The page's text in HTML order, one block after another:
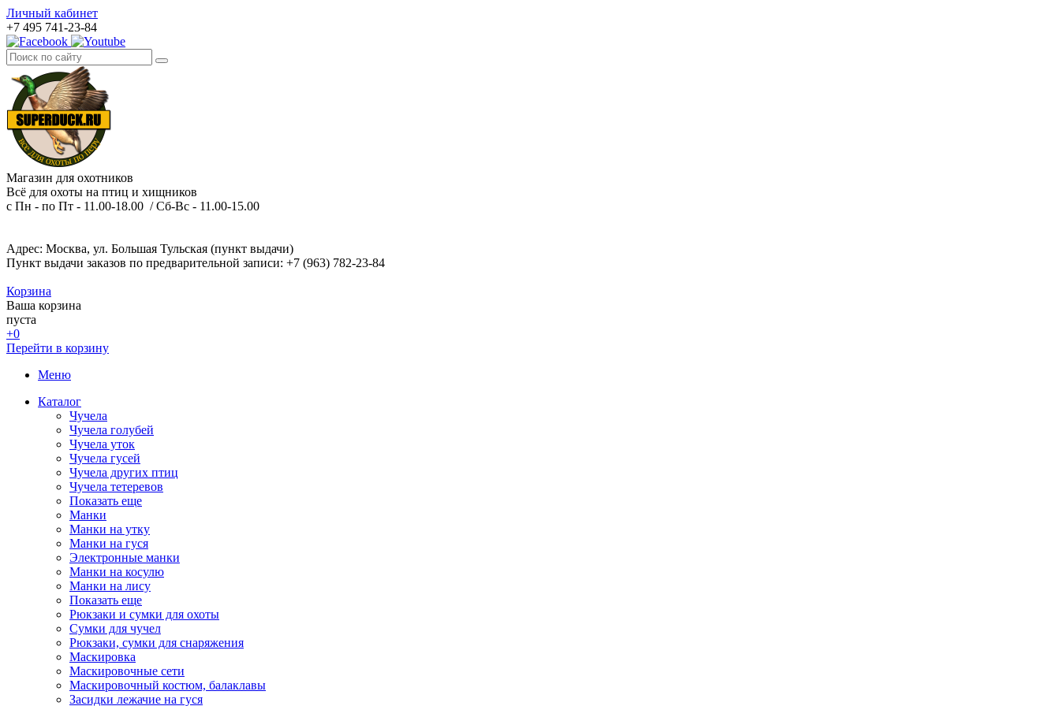
Личный кабинет
+7 495 741-23-84
Магазин для охотников
Всё для охоты на птиц и хищников
с Пн - по Пт - 11.00-18.00 / Сб-Вс - 11.00-15.00
Адрес: Москва, ул. Большая Тульская (пункт выдачи)
Пункт выдачи заказов по предварительной записи: +7 (963) 782-23-84
Корзина
Ваша корзина
пуста
+0
Перейти в корзину
Меню
Каталог
Чучела
Чучела голубей
Чучела уток
Чучела гусей
Чучела других птиц
Чучела тетеревов
Показать еще
Манки
Манки на утку
Манки на гуся
Электронные манки
Манки на косулю
Манки на лису
Показать еще
Рюкзаки и сумки для охоты
Сумки для чучел
Рюкзаки, сумки для снаряжения
Маскировка
Маскировочные сети
Маскировочный костюм, балаклавы
Засидки лежачие на гуся